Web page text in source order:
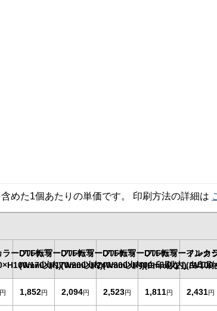
めた1個あたりの単価です。 印刷方法の詳細は
ラーDTF転写
以内)
フルカラーDTF転写
(W170×H170mm以内)
フルカラーDTF転写
(W200×H240mm以内)
フルカラーDTF転写
(W300×H400mm以内)
フルカラーインク
(白印刷なし/
フルカ
(白印刷
円 1,852円 2,094円 2,523円 1,811円 2,431円